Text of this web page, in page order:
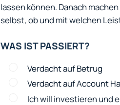
lassen können. Danach
selbst, ob und mit welchen
WAS IST PASSIERT?
Verdacht auf Betrug
Verdacht auf Account
Ich will investieren und